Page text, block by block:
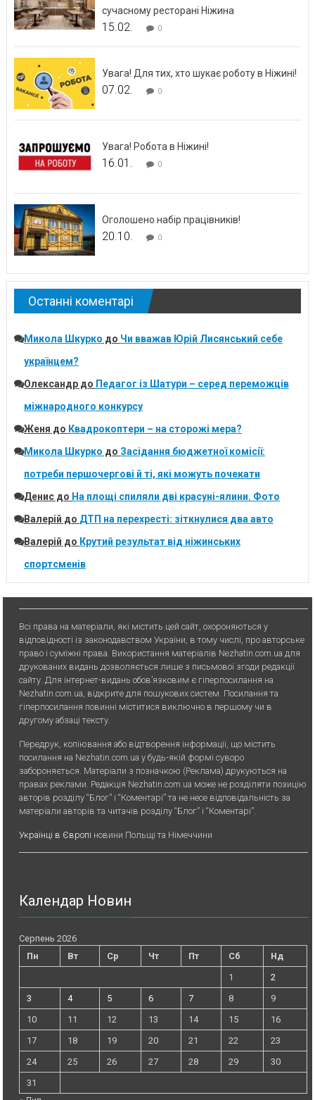
сучасному ресторані Ніжина
15.02. 0
Увага! Для тих, хто шукає роботу в Ніжині!
07.02. 0
Увага! Робота в Ніжині!
16.01. 0
Оголошено набір працівників!
20.10. 0
Останні коментарі
Микола Шкурко до Чи вважав Юрій Лисянський себе
українцем?
Олександрдо Педагог із Шатури – серед переможців
міжнародного конкурсу
Женя до Квадрокоптери – на сторожі мера?
Микола Шкурко до Засідання бюджетної комісії:
потреби першочергові й ті, які можуть почекати
Денисдо На площі спиляли дві красуні-ялини. Фото
Валерій до ДТП на перехресті: зіткнулися два авто
Валерій до Крутий результат від ніжинських
спортсменів
Всі права на матеріали, які містить цей сайт, охороняються у
відповідності із законодавством України, в тому числі, про авторське
право і суміжні права. Використання матерiалiв Nezhatin.com.ua для
друкованих видань дозволяється лише з письмової згоди редакції
сайту. Для iнтернет-видань обов’язковим є гiперпосилання на
Nezhatin.com.ua, відкрите для пошукових систем. Посилання та
гіперпосилання повинні міститися виключно в першому чи в
другому абзаці тексту.
Передрук, копiювання або вiдтворення iнформацiї, що мiстить
посилання на Nezhatin.com.ua у будь-якiй формi суворо
забороняється. Матеріали з позначкою (Реклама) друкуються на
правах реклами. Редакція Nezhatin.com.ua може не розділяти позицію
авторів розділу “Блог” і “Коментарі” та не несе відповідальність за
матеріали авторів та читачів розділу “Блог” і “Коментарі”.
Українці в Європі новини Польщі та Німеччини
Календар Новин
Серпень 2026
Пн
Вт Ср Чт Пт Сб
Нд
1
2
3
4 5 6 7 8
9
10
11 12 13 14 15
16
17
18 19 20 21 22
23
24
25 26 27 28 29
30
31